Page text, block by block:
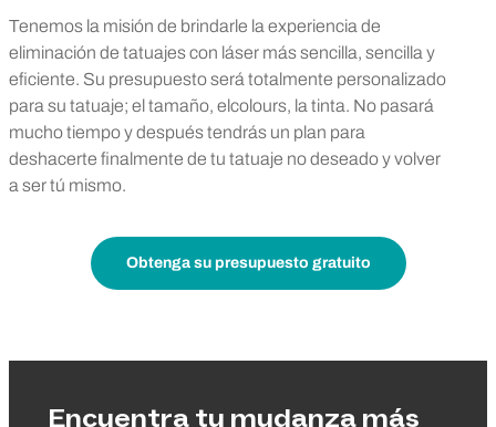
Tenemos la misión de brindarle la experiencia de
eliminación de tatuajes con láser más sencilla, sencilla y
eficiente. Su presupuesto será totalmente personalizado
para su tatuaje; el tamaño, elcolours, la tinta. No pasará
mucho tiempo y después tendrás un plan para
deshacerte finalmente de tu tatuaje no deseado y volver
a ser tú mismo.
Obtenga su presupuesto gratuito
Encuentra tu mudanza más